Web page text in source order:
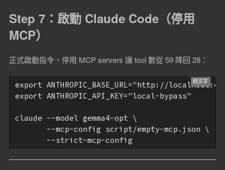
Step 7：啟動 Claude Code（停用
MCP）
正式啟動指令，停用 MCP servers 讓 tool 數從 59 降回 28：
export ANTHROPIC_BASE_URL="http://
export ANTHROPIC_API_KEY="local-bypass"
claude --model gemma4-opt \
       --mcp-config script/empty-mcp.json \